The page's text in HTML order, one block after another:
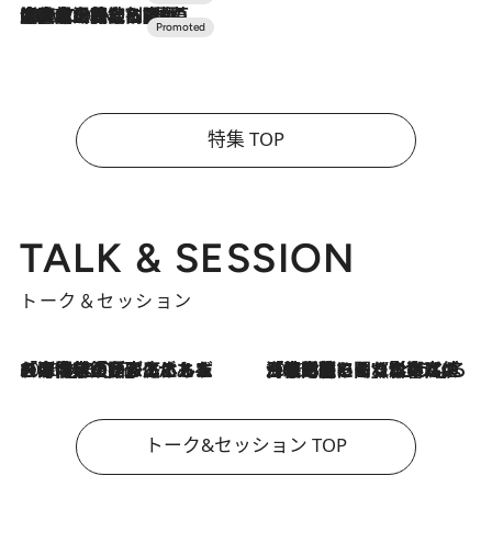
2026.7.10
NEW OPEN！【界 草津】名湯の地に誕生。趣の異なる2種の温泉と上州ならではの会席・蕎麦割烹など美食を味わう究極の癒やし旅
特集 TOP
TALK & SESSION
トーク＆セッション
2026.8.3
「今後値上げがあるとすれば…」「リスクがあるのは今年の冬」エネルギー専門家が語る、ホルムズ海峡封鎖が家庭にもたらす“ある心配” 2026.8.3
「住宅建てられない…」「サーチャージ料の高値が続いている」ホルムズ海峡封鎖による影響はいつまで続く？《エネルギー専門家に聞く“どうなる日本の暮らし”》
トーク&セッション TOP